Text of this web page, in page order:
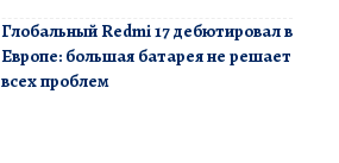
Глобальный Redmi 17 дебютировал в
Европе: большая батарея не решает
всех проблем